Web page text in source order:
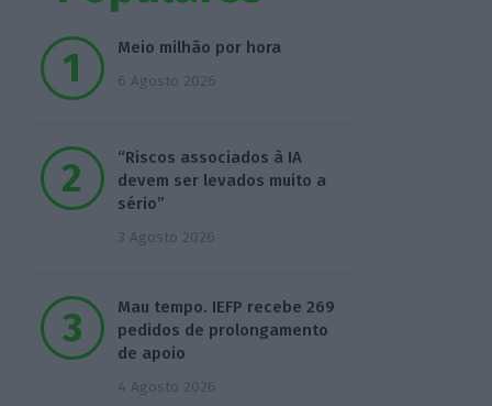
Meio milhão por hora
6 Agosto 2026
“Riscos associados à IA
devem ser levados muito a
sério”
3 Agosto 2026
Mau tempo. IEFP recebe 269
pedidos de prolongamento
de apoio
4 Agosto 2026